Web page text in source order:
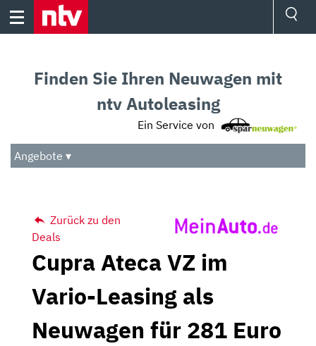
Skip
Audio
Das Beste
Finden Sie Ihren Neuwagen mit
ntv Autoleasing
Ein Service von
Angebote ▾
Zurück zu den
Deals
Cupra Ateca VZ im
Vario-Leasing als
Neuwagen für 281 Euro